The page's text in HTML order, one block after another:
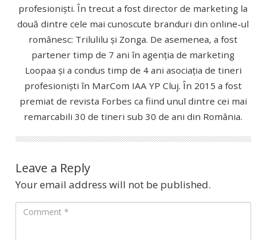
profesioniști. În trecut a fost director de marketing la
două dintre cele mai cunoscute branduri din online-ul
românesc: Trilulilu și Zonga. De asemenea, a fost
partener timp de 7 ani în agenția de marketing
Loopaa și a condus timp de 4 ani asociația de tineri
profesioniști în MarCom IAA YP Cluj. În 2015 a fost
premiat de revista Forbes ca fiind unul dintre cei mai
remarcabili 30 de tineri sub 30 de ani din România.
Leave a Reply
Your email address will not be published.